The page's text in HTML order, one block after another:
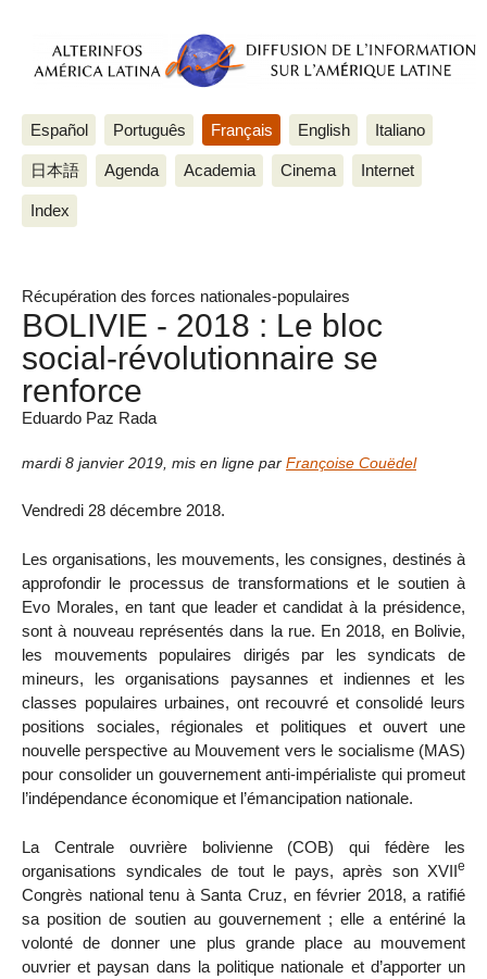
Español Português Français English Italiano
日本語 Agenda Academia Cinema Internet
Index
Récupération des forces nationales-populaires
BOLIVIE - 2018 : Le bloc
social-révolutionnaire se
renforce
Eduardo Paz Rada
mardi 8 janvier 2019 mis en ligne par Françoise Couëdel
Vendredi 28 décembre 2018.
Les organisations, les mouvements, les consignes, destinés à
approfondir le processus de transformations et le soutien à
Evo Morales, en tant que leader et candidat à la présidence,
sont à nouveau représentés dans la rue. En 2018, en Bolivie,
les mouvements populaires dirigés par les syndicats de
mineurs, les organisations paysannes et indiennes et les
classes populaires urbaines, ont recouvré et consolidé leurs
positions sociales, régionales et politiques et ouvert une
nouvelle perspective au Mouvement vers le socialisme (MAS)
pour consolider un gouvernement anti-impérialiste qui promeut
l’indépendance économique et l’émancipation nationale.
La Centrale ouvrière bolivienne (COB) qui fédère les
organisations syndicales de tout le pays, après son XVIIe
Congrès national tenu à Santa Cruz, en février 2018, a ratifié
sa position de soutien au gouvernement ; elle a entériné la
volonté de donner une plus grande place au mouvement
ouvrier et paysan dans la politique nationale et d’apporter un